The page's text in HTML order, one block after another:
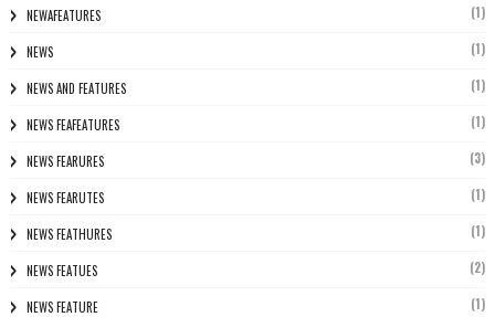
NEWAFEATURES (1)
NEWS (1)
NEWS AND FEATURES (1)
NEWS FEAFEATURES (1)
NEWS FEARURES (3)
NEWS FEARUTES (1)
NEWS FEATHURES (1)
NEWS FEATUES (2)
NEWS FEATURE (1)